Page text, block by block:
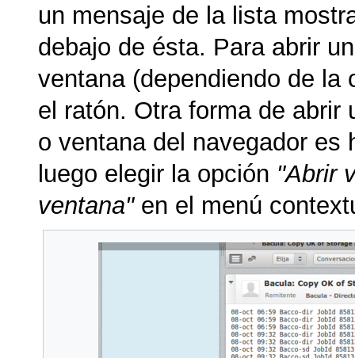
un mensaje de la lista
debajo de ésta. Para abrir
ventana (dependiendo de la
el ratón. Otra forma de abrir
o ventana del navegador es
luego elegir la opción "Abrir
ventana"en el menú